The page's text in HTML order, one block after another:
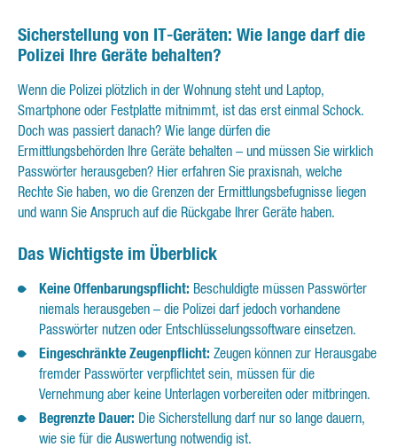
Sicherstellung von IT-Geräten: Wie lange darf die
Polizei Ihre Geräte behalten?
Wenn die Polizei plötzlich in der Wohnung steht und Laptop,
Smartphone oder Festplatte mitnimmt, ist das erst einmal Schock.
Doch was passiert danach? Wie lange dürfen die
Ermittlungsbehörden Ihre Geräte behalten – und müssen Sie wirklich
Passwörter herausgeben? Hier erfahren Sie praxisnah, welche
Rechte Sie haben, wo die Grenzen der Ermittlungsbefugnisse liegen
und wann Sie Anspruch auf die Rückgabe Ihrer Geräte haben.
Das Wichtigste im Überblick
Keine Offenbarungspflicht: Beschuldigte müssen Passwörter
niemals herausgeben – die Polizei darf jedoch vorhandene
Passwörter nutzen oder Entschlüsselungssoftware einsetzen.
Eingeschränkte Zeugenpflicht: Zeugen können zur Herausgabe
fremder Passwörter verpflichtet sein, müssen für die
Vernehmung aber keine Unterlagen vorbereiten oder mitbringen.
Begrenzte Dauer: Die Sicherstellung darf nur so lange dauern,
wie sie für die Auswertung notwendig ist.